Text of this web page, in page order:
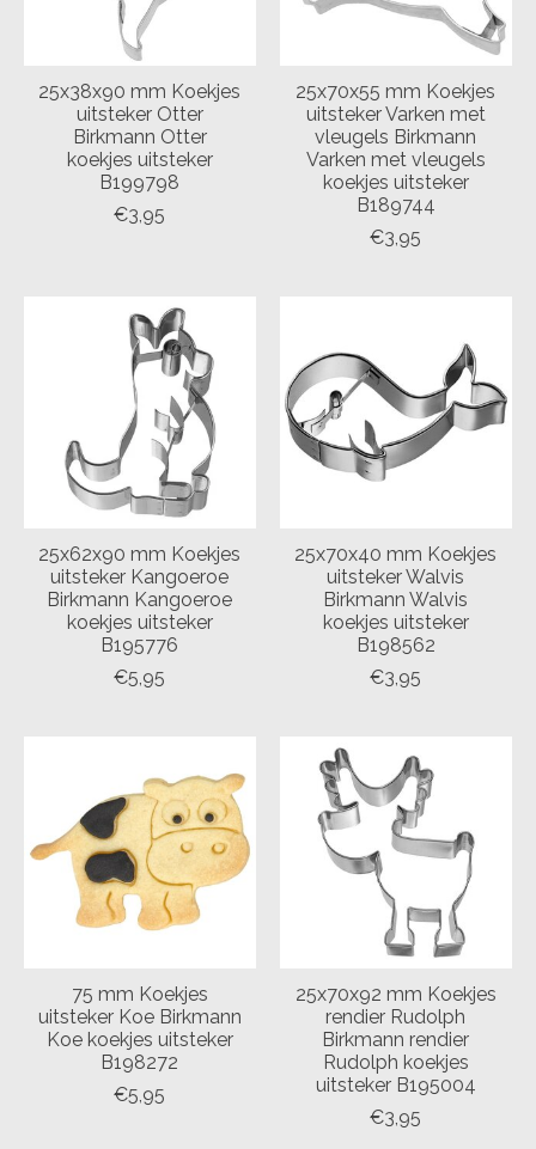
25x38x90 mm Koekjes
uitsteker Otter
Birkmann Otter
koekjes uitsteker
B199798
€3,95
25x70x55 mm Koekjes
uitsteker Varken met
vleugels Birkmann
Varken met vleugels
koekjes uitsteker
B189744
€3,95
25x62x90 mm Koekjes
uitsteker Kangoeroe
Birkmann Kangoeroe
koekjes uitsteker
B195776
€5,95
25x70x40 mm Koekjes
uitsteker Walvis
Birkmann Walvis
koekjes uitsteker
B198562
€3,95
75 mm Koekjes
uitsteker Koe Birkmann
Koe koekjes uitsteker
B198272
€5,95
25x70x92 mm Koekjes
rendier Rudolph
Birkmann rendier
Rudolph koekjes
uitsteker B195004
€3,95